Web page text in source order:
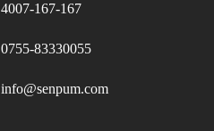
4007-167-167
0755-83330055
info@senpum.com